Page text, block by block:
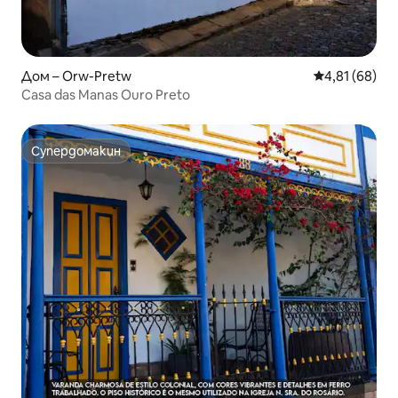
Дом – Orw-Pretw Средна
4,81 (68)
Casa das Manas Ouro Preto
Супердомакин
Супердомакин